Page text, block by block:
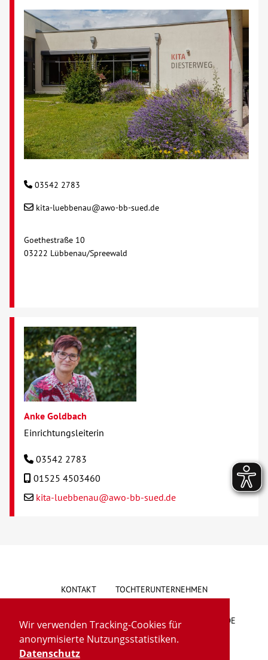
Wir verwenden Tracking-Cookies für
anonymisierte Nutzungsstatistiken.
Datenschutz
03542 2783
kita-luebbenau@awo-bb-sued.de
Goethestraße 10
03222 Lübbenau/Spreewald
Anke Goldbach
Einrichtungsleiterin
03542 2783
01525 4503460
kita-luebbenau@awo-bb-sued.de
KONTAKT TOCHTERUNTERNEHMEN
HINWEISGEBERSYSTEM VORSCHLAG/BESCHWERDE
LIEFERKETTENGESETZ